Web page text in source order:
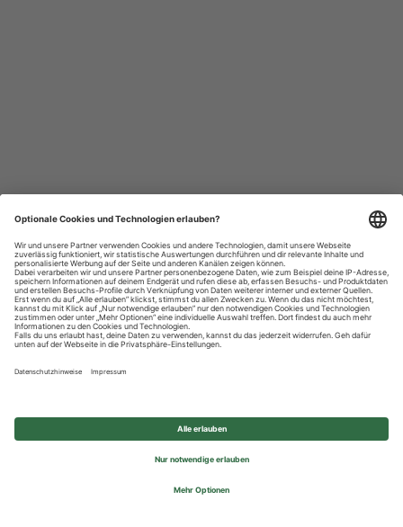
Datenschutzhinweise
Impressum
Privatsphäre-Einstellungen
© 2026 REWE Group - All rights reserved